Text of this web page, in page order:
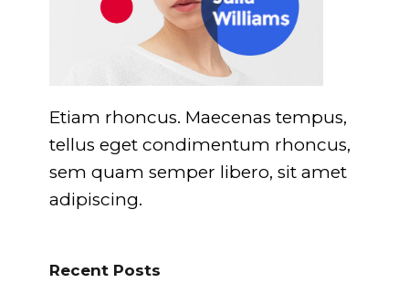
Etiam rhoncus. Maecenas tempus,
tellus eget condimentum rhoncus,
sem quam semper libero, sit amet
adipiscing.
Recent Posts